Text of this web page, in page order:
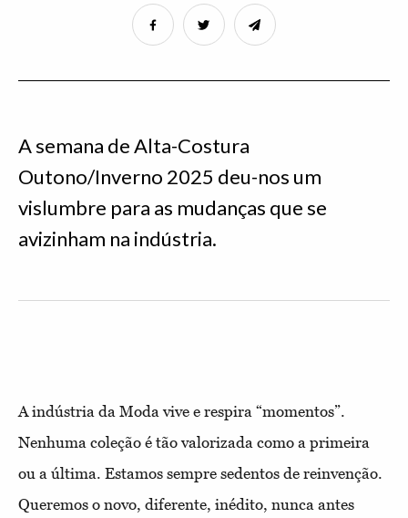
A semana de Alta-Costura
Outono/Inverno 2025 deu-nos um
vislumbre para as mudanças que se
avizinham na indústria.
A indústria da Moda vive e respira “momentos”.
Nenhuma coleção é tão valorizada como a primeira
ou a última. Estamos sempre sedentos de reinvenção.
Queremos o novo, diferente, inédito, nunca antes